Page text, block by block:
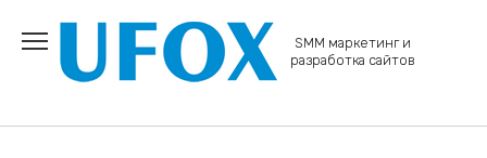
содержанию
SMM маркетинг и
разработка сайтов